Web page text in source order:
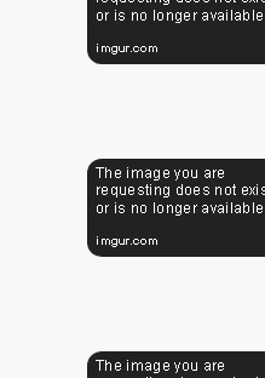
संक्रमण पर बात हुई।
लाई जाए। रोजाना कम
अभी-